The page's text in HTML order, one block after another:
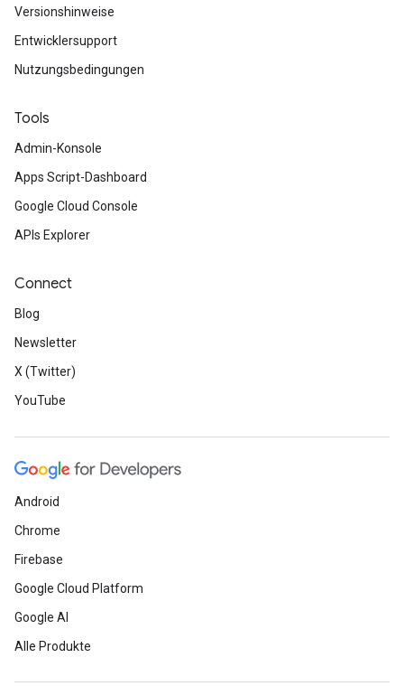
Versionshinweise
Entwicklersupport
Nutzungsbedingungen
Tools
Admin-Konsole
Apps Script-Dashboard
Google Cloud Console
APIs Explorer
Connect
Blog
Newsletter
X (Twitter)
YouTube
Android
Chrome
Firebase
Google Cloud Platform
Google AI
Alle Produkte